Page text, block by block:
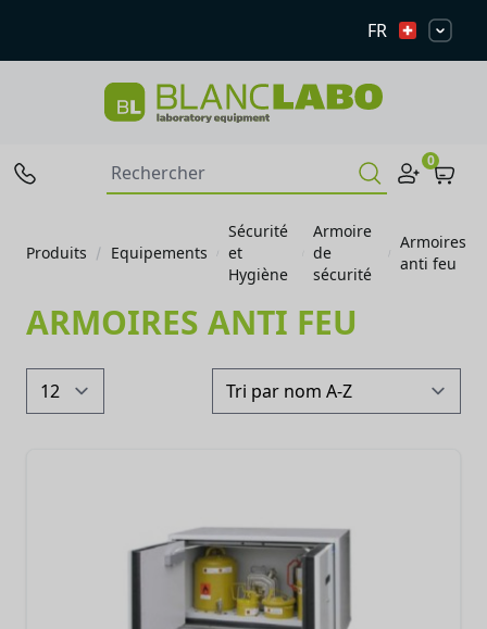
FR
0
Armoires
anti feu
Armoire
de
sécurité
Sécurité
et
Hygiène
Equipements
Produits
ARMOIRES ANTI FEU